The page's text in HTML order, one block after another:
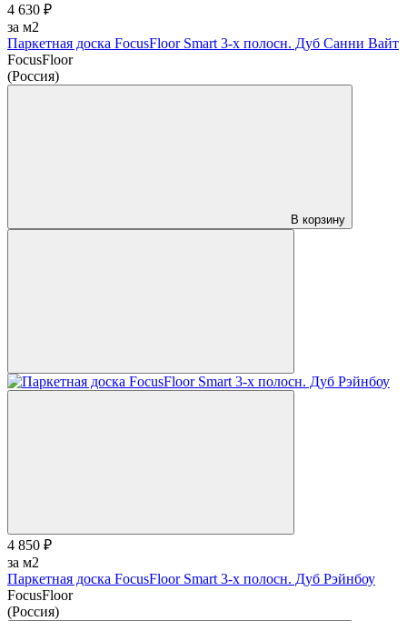
4 630 ₽
за м2
Паркетная доска FocusFloor Smart 3-х полосн. Дуб Санни Вайт
FocusFloor
(Россия)
В корзину
4 850 ₽
за м2
Паркетная доска FocusFloor Smart 3-х полосн. Дуб Рэйнбоу
FocusFloor
(Россия)